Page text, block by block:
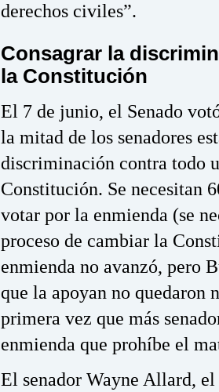
derechos civiles”.
Consagrar la
la Constitución
El 7 de junio, el Senado
la mitad de los senadores
discriminación contra todo
Constitución. Se necesitan
votar por la enmienda (se
proceso de cambiar la
enmienda no avanzó, pero
que la apoyan no quedaron
primera vez que más
enmienda que prohíbe el
El senador Wayne Allard,